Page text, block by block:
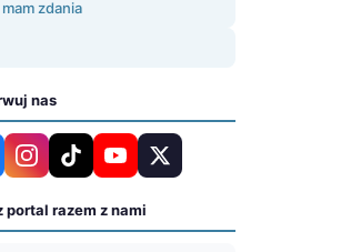
zdania
nas
portal razem z nami